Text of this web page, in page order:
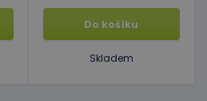
Do košíku
Skladem